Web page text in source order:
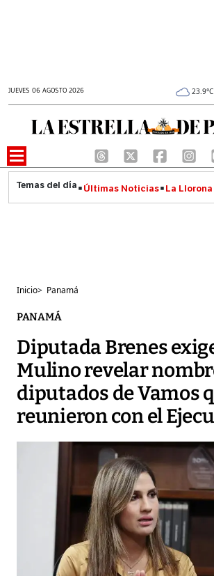
JUEVES 06 AGOSTO 2026
Últimas Noticias La Llorona
Inicio> Panamá
PANAMÁ
Diputada Brenes
Mulino revelar
diputados de Vamos
reunieron con el